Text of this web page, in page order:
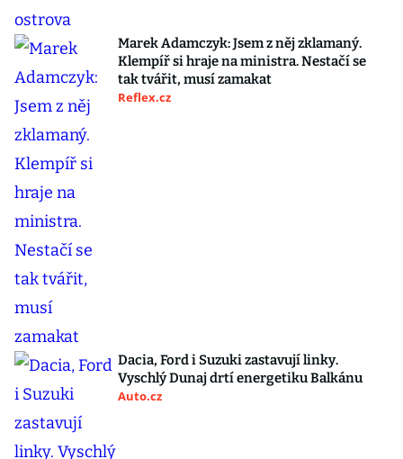
Marek Adamczyk: Jsem z něj zklamaný.
Klempíř si hraje na ministra. Nestačí se
tak tvářit, musí zamakat
Reflex.cz
Dacia, Ford i Suzuki zastavují linky.
Vyschlý Dunaj drtí energetiku Balkánu
Auto.cz